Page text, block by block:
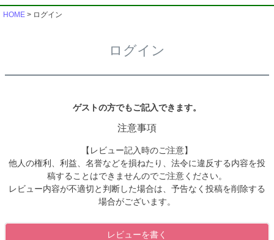
HOME ログイン
ログイン
ゲストの方でもご記入できます。
注意事項
【レビュー記入時のご注意】
他人の権利、利益、名誉などを損ねたり、法令に違反する内容を投
稿することはできませんのでご注意ください。
レビュー内容が不適切と判断した場合は、予告なく投稿を削除する
場合がございます。
レビューを書く